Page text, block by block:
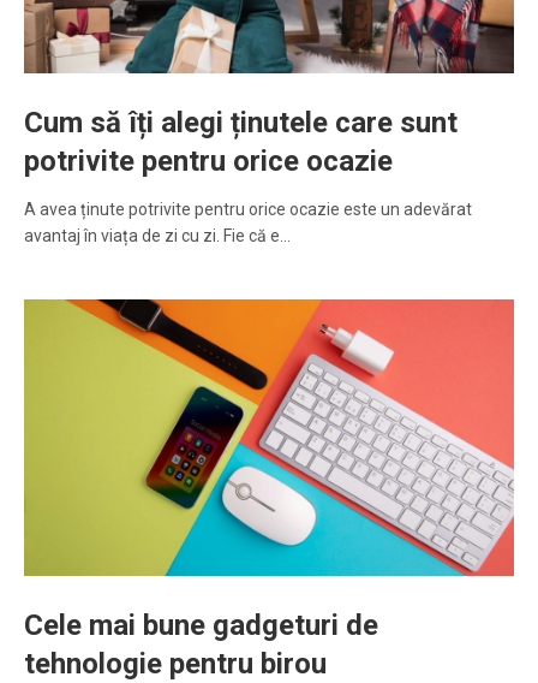
Cum să îți alegi ținutele care sunt
potrivite pentru orice ocazie
A avea ținute potrivite pentru orice ocazie este un adevărat
avantaj în viața de zi cu zi. Fie că e…
Cele mai bune gadgeturi de
tehnologie pentru birou